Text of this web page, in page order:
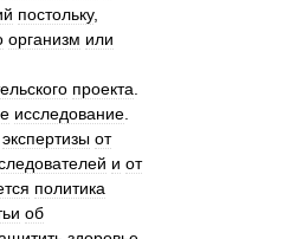
постольку,
организм или
проекта
исследование
экспертизы от
и от
политика
об